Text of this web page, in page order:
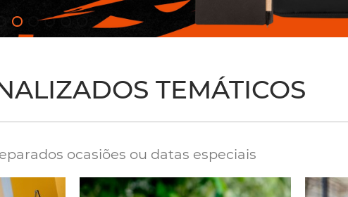
TEMÁTICOS
ocasiões ou datas especiais